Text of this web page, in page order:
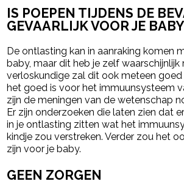
IS POEPEN TIJDENS DE
GEVAARLIJK VOOR JE
De ontlasting kan in aanraking komen
baby, maar dit heb je zelf waarschijnlijk
verloskundige zal dit ook meteen
het goed is voor het immuunsysteem
zijn de meningen van de wetenschap
Er zijn onderzoeken die laten zien dat
in je ontlasting zitten wat het
kindje zou verstreken. Verder zou het
zijn voor je baby.
GEEN ZORGEN